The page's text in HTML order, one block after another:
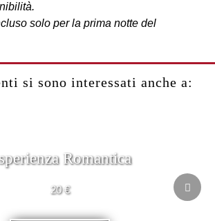
solo per la prima notte del
si sono interessati anche a:
Romantica
20 €